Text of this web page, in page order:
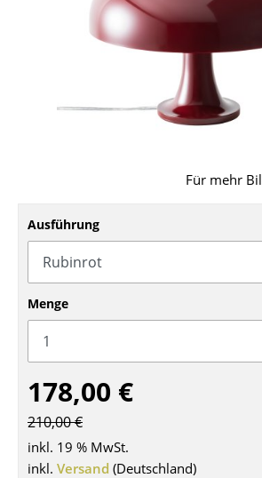
Bürodrehstühle
Konferenzstühle
Bürosessel
Einzelteile
... alle Sitzmöbel
Tische
Esstische
Für mehr
Ausführung
Menge
178,00 €
210,00 €
inkl. 19 % MwSt.
inkl. Versand (Deutschland)